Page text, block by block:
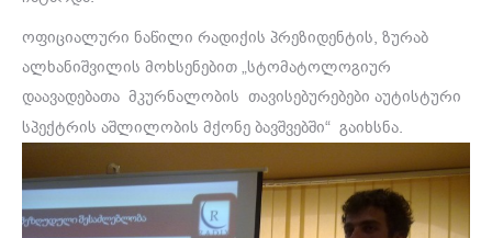
ოფიციალური ნაწილი რადიქის პრეზიდენტის, ზურაბ
ალხანიშვილის მოხსენებით „სტომატოლოგიურ
დაავადებათა მკურნალობის თავისებურებები აუტისტური
სპექტრის აშლილობის მქონე ბავშვებში“ გაიხსნა.